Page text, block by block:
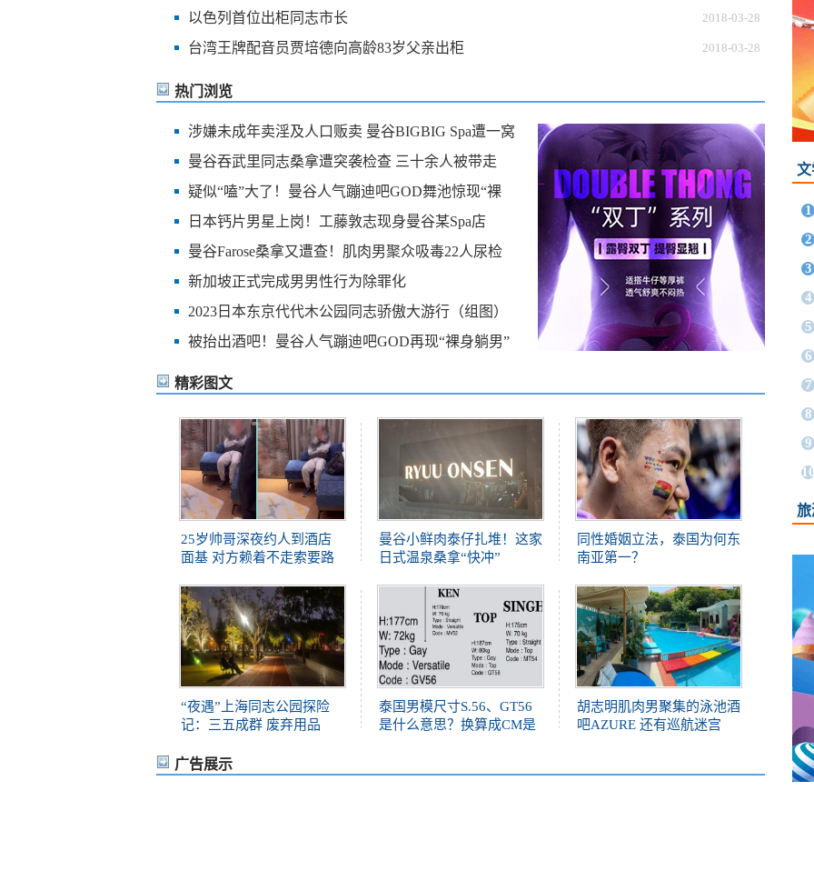
以色列首位出柜同志市长 2018-03-28
台湾王牌配音员贾培德向高龄83岁父亲出柜 2018-03-28
热门浏览
涉嫌未成年卖淫及人口贩卖 曼谷BIGBIG Spa遭一窝
曼谷吞武里同志桑拿遭突袭检查 三十余人被带走
疑似“嗑”大了！曼谷人气蹦迪吧GOD舞池惊现“裸
日本钙片男星上岗！工藤敦志现身曼谷某Spa店
曼谷Farose桑拿又遭查！肌肉男聚众吸毒22人尿检
新加坡正式完成男男性行为除罪化
2023日本东京代代木公园同志骄傲大游行（组图）
被抬出酒吧！曼谷人气蹦迪吧GOD再现“裸身躺男”
精彩图文
25岁帅哥深夜约人到酒店
面基 对方赖着不走索要路
曼谷小鲜肉泰仔扎堆！这家
日式温泉桑拿“快冲”
同性婚姻立法，泰国为何东
南亚第一？
“夜遇”上海同志公园探险
记：三五成群 废弃用品
泰国男模尺寸S.56、GT56
是什么意思？换算成CM是
胡志明肌肉男聚集的泳池酒
吧AZURE 还有巡航迷宫
广告展示
文
1
2
3
4
5
6
7
8
9
旅